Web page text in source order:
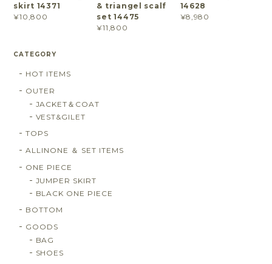
skirt 14371
¥10,800
& triangel scalf
set 14475
¥11,800
14628
¥8,980
CATEGORY
HOT ITEMS
OUTER
JACKET＆COAT
VEST&GILET
TOPS
ALLINONE ＆ SET ITEMS
ONE PIECE
JUMPER SKIRT
BLACK ONE PIECE
BOTTOM
GOODS
BAG
SHOES